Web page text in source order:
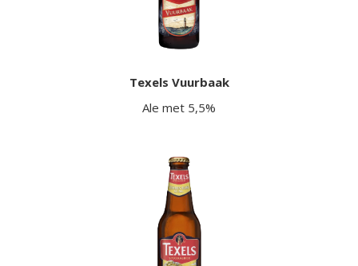
Texels Vuurbaak
Ale met 5,5%